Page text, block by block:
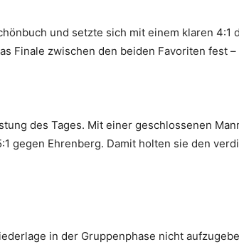
und setzte sich mit einem klaren 4:1
Finale zwischen den beiden Favoriten fest
des Tages. Mit einer geschlossenen
gegen Ehrenberg. Damit holten sie den
in der Gruppenphase nicht